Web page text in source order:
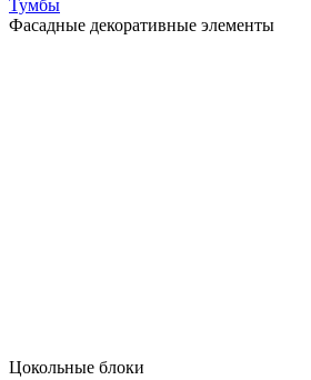
Тумбы
Фасадные декоративные элементы
Цокольные блоки